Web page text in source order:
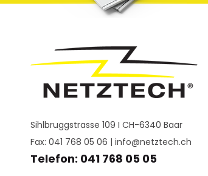
Sihlbruggstrasse 109 I CH-6340 Baar
Fax: 041 768 05 06 | info@netztech.ch
Telefon: 041 768 05 05